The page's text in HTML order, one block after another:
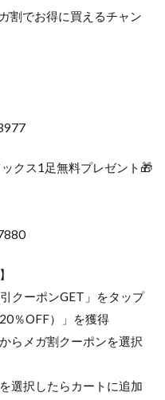
割でお得に買えるチャン
クス1足無料プレゼント🎁
クーポンGET」をタップ
％OFF）」を獲得
らメガ割クーポンを選択
選択したらカートに追加